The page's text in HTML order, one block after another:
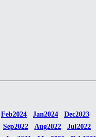
Feb2024 Jan2024
Dec2023
Sep2022 Aug2022
Jul2022